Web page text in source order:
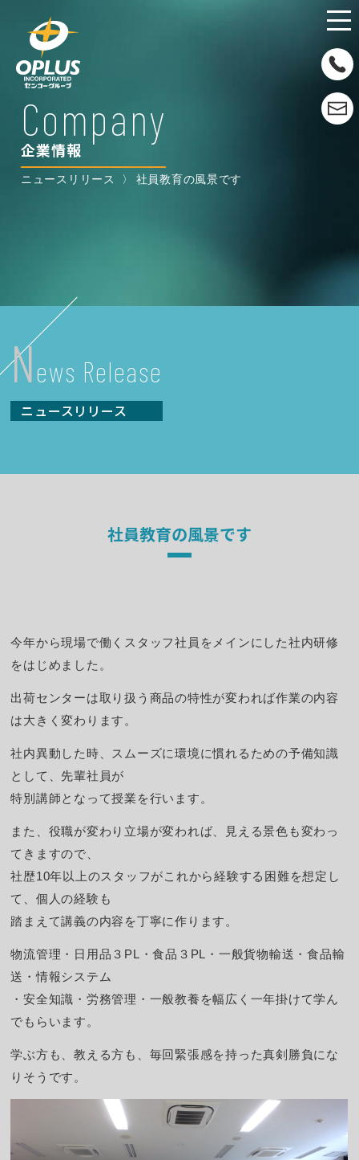
Company
企業情報
ニュースリリース 社員教育の風景です
News Release
ニュースリリース
社員教育の風景です
今年から現場で働くスタッフ社員をメインにした社内研修
をはじめました。
出荷センターは取り扱う商品の特性が変われば作業の内容
は大きく変わります。
社内異動した時、スムーズに環境に慣れるための予備知識
として、先輩社員が
特別講師となって授業を行います。
また、役職が変わり立場が変われば、見える景色も変わっ
てきますので、
社歴10年以上のスタッフがこれから経験する困難を想定し
て、個人の経験も
踏まえて講義の内容を丁寧に作ります。
物流管理・日用品３PL・食品３PL・一般貨物輸送・食品輸
送・情報システム
・安全知識・労務管理・一般教養を幅広く一年掛けて学ん
でもらいます。
学ぶ方も、教える方も、毎回緊張感を持った真剣勝負にな
りそうです。